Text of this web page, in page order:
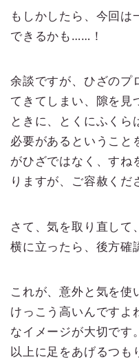
もしかしたら、今回
できるかも……！
余談ですが、ひざのプ
てきてしまい、隙を見
ときに、とくにふくら
必要があるということ
がひざではなく、すね
りますが、ご容赦くだ
さて、気を取り直し
横に立ったら、後方確
これが、意外と気を使
けっこう高いんですよ
なイメージが大切です
以上に足をあげるつも